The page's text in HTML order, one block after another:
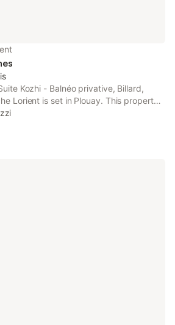
Kozhi - Balnéo privative, Billard,
Lorient is set in Plouay. This property
darts, free private parking and free